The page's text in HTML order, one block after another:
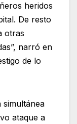
heridos
De resto
otras
narró en
de lo
simultánea
ataque a